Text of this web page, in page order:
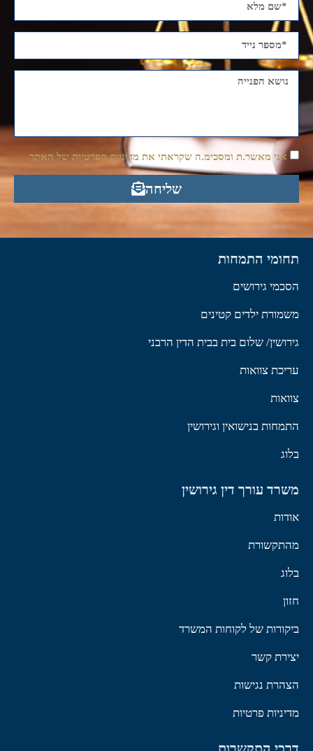
אני מאשר.ת ומסכימ.ה שקראתי את מדיניות הפרטיות של האתר
שליחה
תחומי התמחות
הסכמי גירושים
משמורת ילדים קטינים
גירושין/ שלום בית בבית הדין הרבני
עריכת צוואות
צוואות
התמחות בנישואין וגירושין
בלוג
משרד עורך דין גירושין
אודות
מהתקשורת
בלוג
חזון
ביקורות של לקוחות המשרד
יצירת קשר
הצהרת נגישות
מדיניות פרטיות
דרכי התקשרות